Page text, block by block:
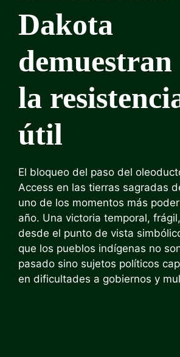
Dakota
demuestran
la
útil
El bloqueo del paso del
Access en las tierras sagradas
uno de los momentos más
año. Una victoria temporal,
desde el punto de vista
que los pueblos indígenas no
pasado sino sujetos políticos
en dificultades a gobiernos y